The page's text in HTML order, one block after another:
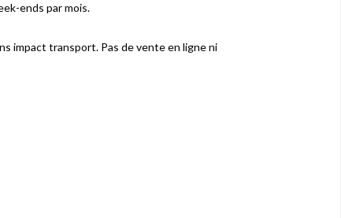
ends par mois.
impact transport. Pas de vente en ligne ni